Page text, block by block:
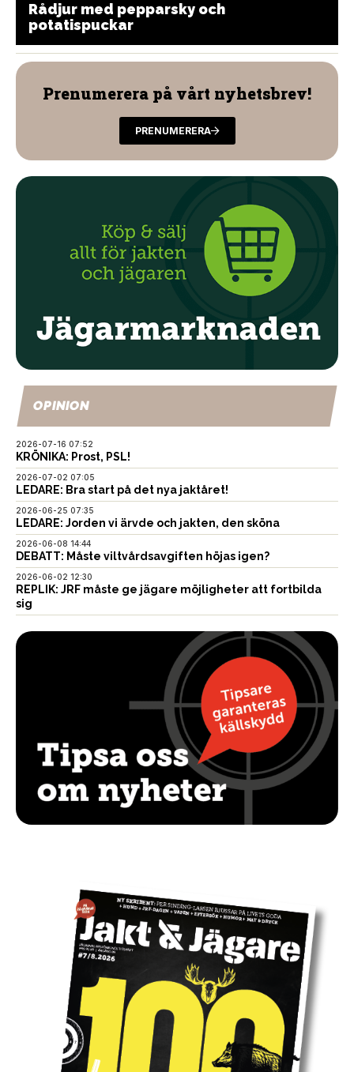
Rådjur med pepparsky och
potatispuckar
Prenumerera på vårt nyhetsbrev!
PRENUMERERA
OPINION
2026-07-16 07:52
KRÖNIKA: Prost, PSL!
2026-07-02 07:05
LEDARE: Bra start på det nya jaktåret!
2026-06-25 07:35
LEDARE: Jorden vi ärvde och jakten, den sköna
2026-06-08 14:44
DEBATT: Måste viltvårdsavgiften höjas igen?
2026-06-02 12:30
REPLIK: JRF måste ge jägare möjligheter att fortbilda
sig